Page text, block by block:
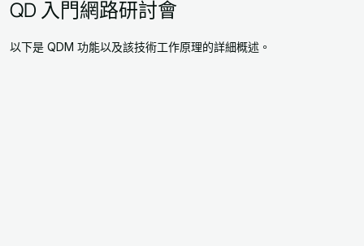
QD 入門網路研討會
以下是 QDM 功能以及該技術工作原理的詳細概述。